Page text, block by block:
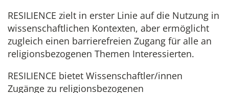
RESILIENCE zielt in erster Linie auf die Nutzung in
wissenschaftlichen Kontexten, aber ermöglicht
zugleich einen barrierefreien Zugang für alle an
religionsbezogenen Themen Interessierten.
RESILIENCE bietet Wissenschaftler/innen
Zugänge zu religionsbezogenen